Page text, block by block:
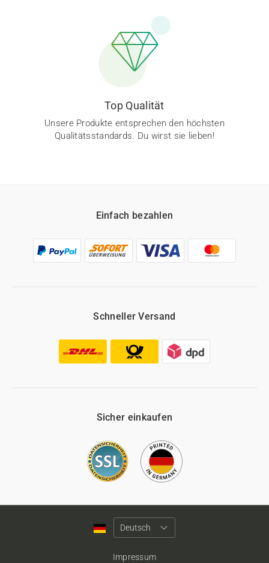
Top Qualität
Unsere Produkte entsprechen den höchsten
Qualitätsstandards. Du wirst sie lieben!
Einfach bezahlen
Schneller Versand
Sicher einkaufen
Impressum